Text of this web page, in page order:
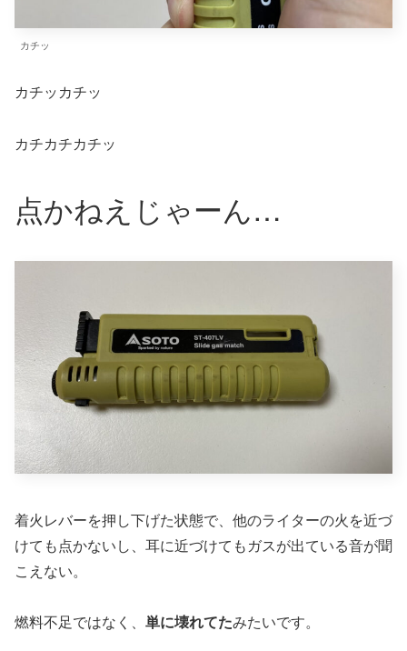
カチッ
カチッカチッ
カチカチカチッ
点かねえじゃーん…
着火レバーを押し下げた状態で、他のライターの火を近づ
けても点かないし、耳に近づけてもガスが出ている音が聞
こえない。
燃料不足ではなく、 単に壊れてたみたいです。